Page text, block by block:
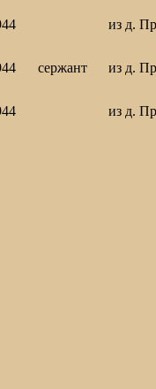
из д.
сержант из д.
из д.